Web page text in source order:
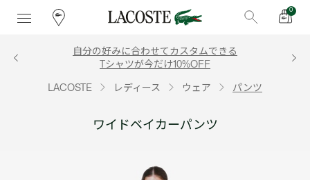
0
自分の好みに合わせてカスタムできる
Tシャツが今だけ10%OFF
LACOSTE レディース ウェア パンツ
ワイドベイカーパンツ